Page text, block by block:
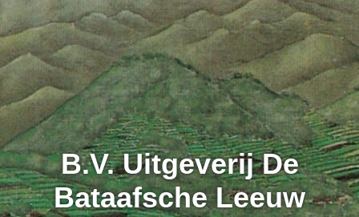
B.V. Uitgeverij De
Bataafsche Leeuw